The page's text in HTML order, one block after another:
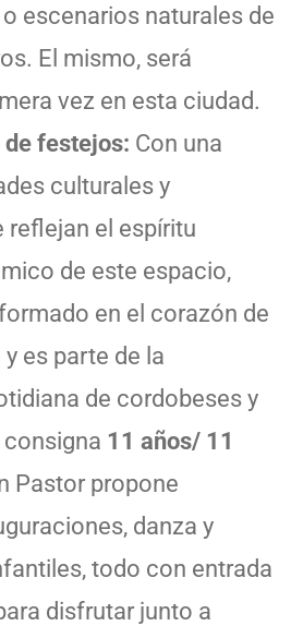
escenarios naturales de
El mismo, será
vez en esta ciudad.
festejos: Con una
culturales y
reflejan el espíritu
de este espacio,
en el corazón de
es parte de la
de cordobeses y
11 años/ 11
Pastor propone
danza y
todo con entrada
disfrutar junto a